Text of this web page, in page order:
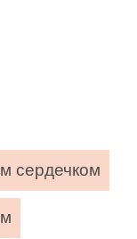
сердечком